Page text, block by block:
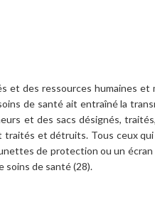
et des ressources humaines
de santé ait entraîné la
et des sacs désignés,
et détruits. Tous ceux
de protection ou un
soins de santé (28).